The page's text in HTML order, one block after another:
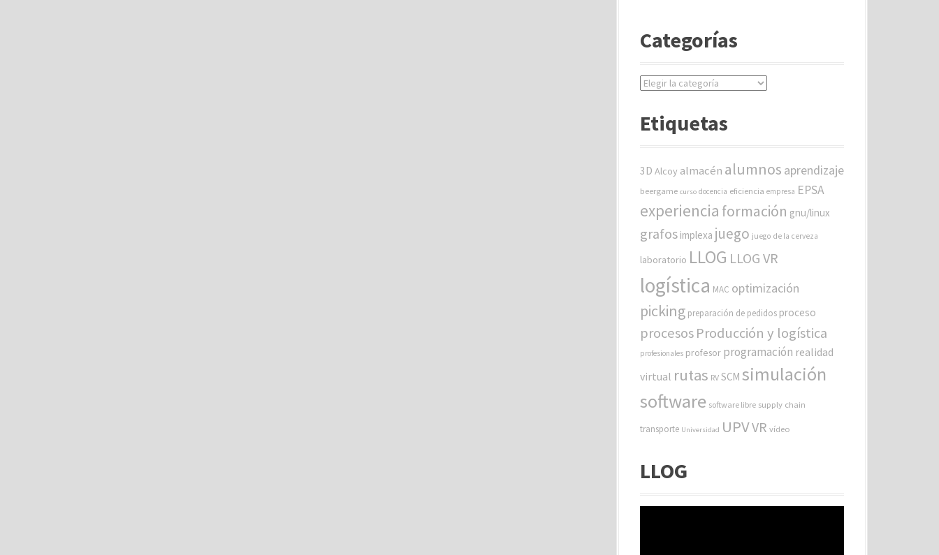
Categorías
C
e
r
s
Etiquetas
3D Alcoy almacén alumnos aprendizaje
beergame curso docencia eficiencia empresa EPSA
experiencia formación gnu/linux
grafos implexa juego juego de la cerveza
laboratorio LLOG LLOG VR
logística MAC optimización
picking preparación de pedidos proceso
procesosProducción y logística
profesionales profesor programación realidad
virtual rutas RV SCM simulación
software software libre supply chain
transporte Universidad UPVVR vídeo
LLOG